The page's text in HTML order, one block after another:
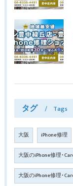
タグ Tags
大阪 iPhone修理
大阪のiPhone修理･
大阪のiPhone修理･